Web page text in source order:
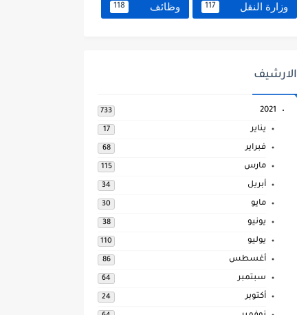
وزارة النقل 117 وظائف 118
الارشيف
2021
733
يناير 17
فبراير 68
مارس 115
أبريل 34
مايو 30
يونيو 38
يوليو 110
أغسطس 86
سبتمبر 64
أكتوبر 24